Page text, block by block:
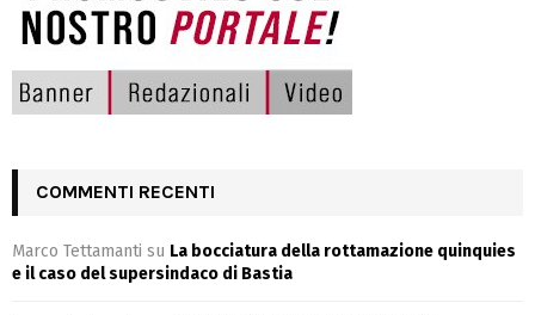
COMMENTI RECENTI
Marco Tettamanti su La bocciatura della rottamazione quinquies
e il caso del supersindaco di Bastia